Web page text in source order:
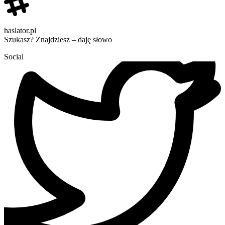
haslator.pl
Szukasz? Znajdziesz – daję słowo
Social